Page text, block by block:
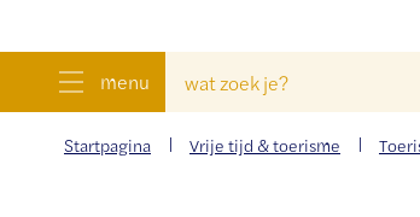
menu
zoek
je?
Startpagina Vrije tijd & toerisme